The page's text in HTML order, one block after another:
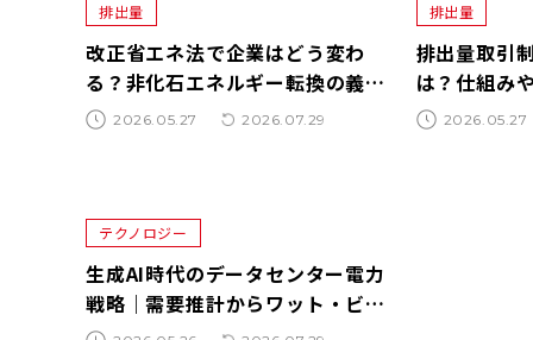
排出量
改正省エネ法で企業はどう変わ
る？非化石エネルギー転換の義務
化と脱炭素経営のポイントを徹底
2026.05.27 2026.07.29
排出量
排出量取引
は？仕組み
格稼働、企
2026.05.27
テクノロジー
生成AI時代のデータセンター電力
戦略｜需要推計からワット・ビッ
ト連携、脱炭素調達まで徹底解説